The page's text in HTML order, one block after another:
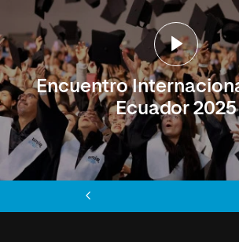
Encuentro
Ecuador 2025